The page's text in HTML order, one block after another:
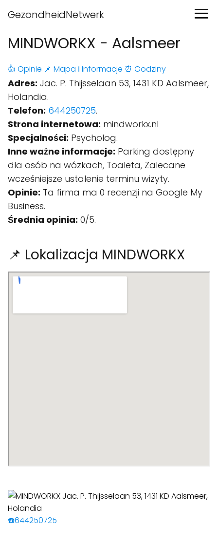
GezondheidNetwerk
MINDWORKX - Aalsmeer
👍 Opinie 📌 Mapa ℹ️ Informacje ⏰ Godziny
Adres: Jac. P. Thijsselaan 53, 1431 KD Aalsmeer,
Holandia.
Telefon: 644250725.
Strona internetowa: mindworkx.nl
Specjalności: Psycholog.
Inne ważne informacje: Parking dostępny
dla osób na wózkach, Toaleta, Zalecane
wcześniejsze ustalenie terminu wizyty.
Opinie: Ta firma ma 0 recenzji na Google My
Business.
Średnia opinia: 0/5.
📌 Lokalizacja MINDWORKX
☎️644250725